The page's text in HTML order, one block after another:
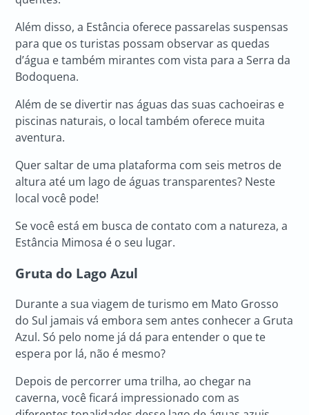
Além disso, a Estância oferece passarelas suspensas
para que os turistas possam observar as quedas
d’água e também mirantes com vista para a Serra da
Bodoquena.
Além de se divertir nas águas das suas cachoeiras e
piscinas naturais, o local também oferece muita
aventura.
Quer saltar de uma plataforma com seis metros de
altura até um lago de águas transparentes? Neste
local você pode!
Se você está em busca de contato com a natureza, a
Estância Mimosa é o seu lugar.
Gruta do Lago Azul
Durante a sua viagem de turismo em Mato Grosso
do Sul jamais vá embora sem antes conhecer a Gruta
Azul. Só pelo nome já dá para entender o que te
espera por lá, não é mesmo?
Depois de percorrer uma trilha, ao chegar na
caverna, você ficará impressionado com as